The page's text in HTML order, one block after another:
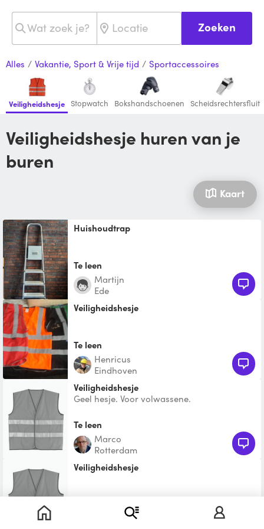
Zoeken
Alles / Vakantie, Sport & Vrije tijd / Sportaccessoires
Veiligheidshesje Stopwatch Bokshandschoenen Scheidsrechtersfluit
Veiligheidshesje huren van je
buren
Kaart
Huishoudtrap
Te leen
Martijn
Ede
Veiligheidshesje
Te leen
Henricus
Eindhoven
Veiligheidshesje
Geel hesje. Voor volwassene.
Te leen
Marco
Rotterdam
Veiligheidshesje